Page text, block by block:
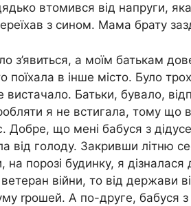
втомився від напруги,
з сином. Мама брату
з’явиться, а моїм батькам
поїхала в інше місто. Було
вистачало. Батьки, бувало,
я не встигала, тому що
Добре, що мені бабуся з
від голоду. Закривши літню
порозі будинку, я дізналася
війни, то від держави
rрошей. А по-друге, бабуся з